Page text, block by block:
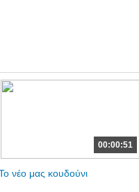
00:00:51
νέο μας κουδούνι